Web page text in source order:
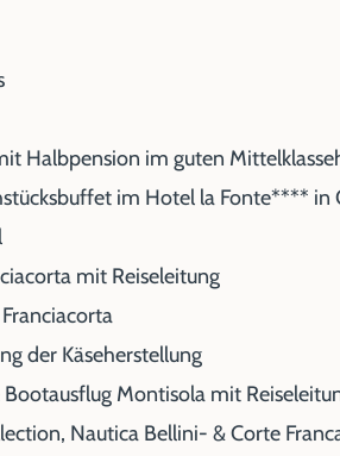
Halbpension im guten
im Hotel la Fonte**** in
mit Reiseleitung
der Käseherstellung
Montisola mit
Nautica Bellini- & Corte